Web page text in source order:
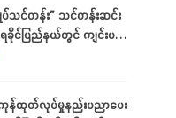
ပ်သင်တန်း” သင်တန်းဆင်း
ခိုင်ပြည်နယ်တွင် ကျင်းပ
န်ထုတ်လုပ်မှုနည်းပညာပေး